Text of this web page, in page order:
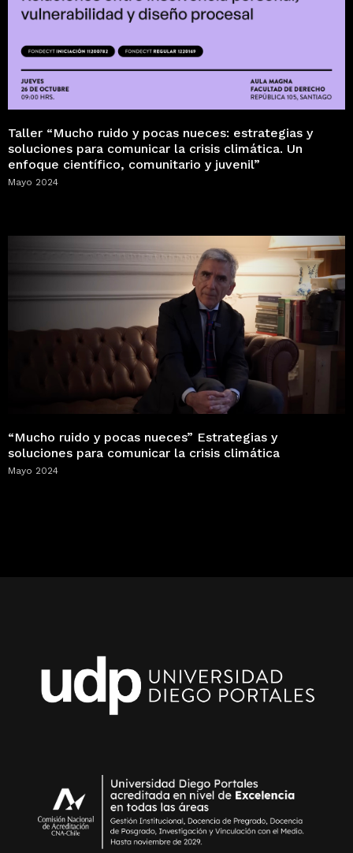
Taller “Mucho ruido y pocas nueces: estrategias y
soluciones para comunicar la crisis climática. Un
enfoque científico, comunitario y juvenil”
Mayo 2024
“Mucho ruido y pocas nueces” Estrategias y
soluciones para comunicar la crisis climática
Mayo 2024